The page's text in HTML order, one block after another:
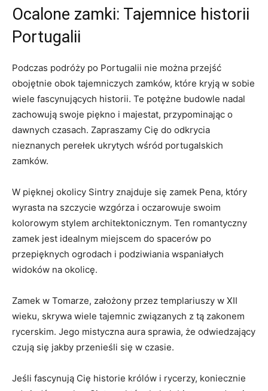
Ocalone zamki:‍ Tajemnice historii‌
Portugalii
Podczas podróży po Portugalii nie ‍można przejść
obojętnie obok tajemniczych zamków, które kryją w sobie
wiele fascynujących historii. Te potężne budowle nadal
zachowują ‍swoje piękno i majestat, przypominając o
dawnych⁣ czasach. Zapraszamy Cię do odkrycia
nieznanych⁢ perełek ukrytych wśród ‌portugalskich
zamków.
W pięknej okolicy‌ Sintry znajduje się zamek Pena, który
wyrasta na szczycie wzgórza i oczarowuje swoim
kolorowym stylem architektonicznym. Ten romantyczny
zamek jest idealnym miejscem ‍do spacerów po
przepięknych ogrodach i podziwiania wspaniałych
widoków na okolicę.
Zamek w Tomarze, założony przez templariuszy‌ w‍ XII
wieku, skrywa wiele tajemnic związanych z tą ‌zakonem
rycerskim. Jego mistyczna aura sprawia, że odwiedzający
czują się jakby przenieśli się w czasie.
Jeśli fascynują Cię‌ historie ⁣królów i rycerzy, koniecznie